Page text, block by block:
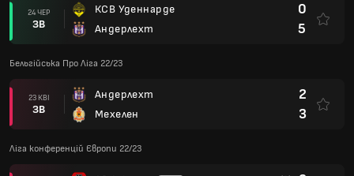
24 ЧЕР
ЗВ
КСВ Уденнарде
Андерлехт
0
5
Бельгійська Про Ліга 22/23
23 КВІ
ЗВ
Андерлехт
Мехелен
2
3
Ліга конференцій Європи 22/23